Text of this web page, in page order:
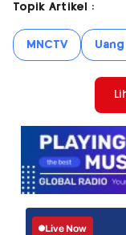
Topik Artikel :
MNCTV
Live Now